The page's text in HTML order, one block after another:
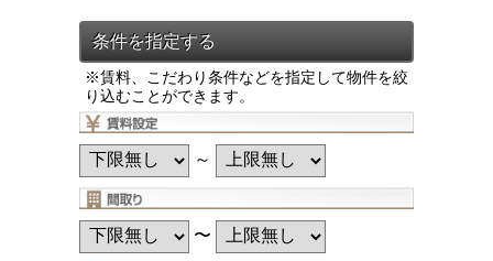
※賃料、こだわり条件などを指定して物件を絞
り込むことができます。
～
〜